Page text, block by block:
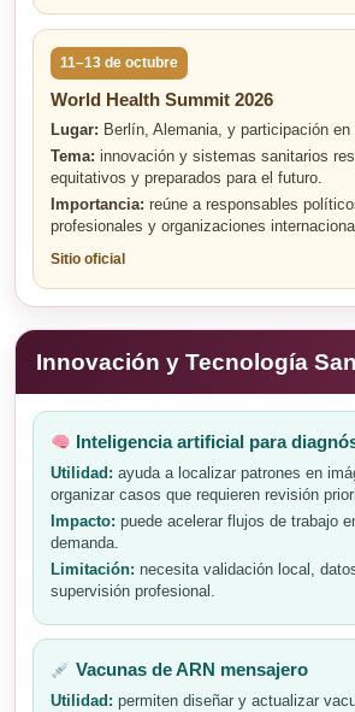
11–13 de octubre
World Health Summit 2026
Lugar: Berlín, Alemania, y participación en
Tema: innovación y sistemas sanitarios
equitativos y preparados para el futuro.
Importancia: reúne a responsables
profesionales y organizaciones
Sitio oficial
Innovación y Tecnología
Inteligencia artificial para
Utilidad: ayuda a localizar patrones en
organizar casos que requieren revisión
Impacto: puede acelerar flujos de trabajo
demanda.
Limitación: necesita validación local,
supervisión profesional.
Vacunas de ARN mensajero
Utilidad: permiten diseñar y actualizar